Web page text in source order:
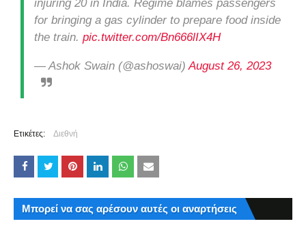
injuring 20 in India. Regime blames passengers
for bringing a gas cylinder to prepare food inside
the train. pic.twitter.com/Bn666lIX4H
— Ashok Swain (@ashoswai)August 26, 2023
Ετικέτες: Διεθνή
Μπορεί να σας αρέσουν αυτές οι αναρτήσεις